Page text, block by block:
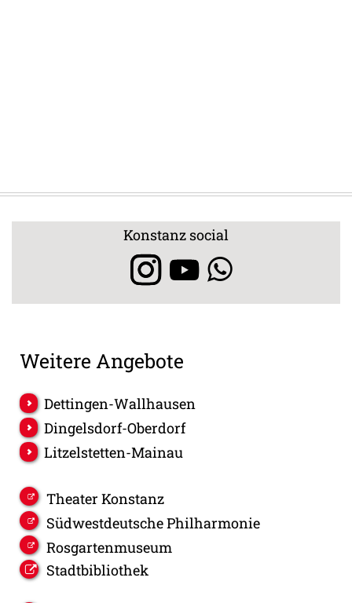
Konstanz social
Weitere Angebote
Dettingen-Wallhausen
Dingelsdorf-Oberdorf
Litzelstetten-Mainau
Theater Konstanz
Südwestdeutsche Philharmonie
Rosgartenmuseum
Stadtbibliothek